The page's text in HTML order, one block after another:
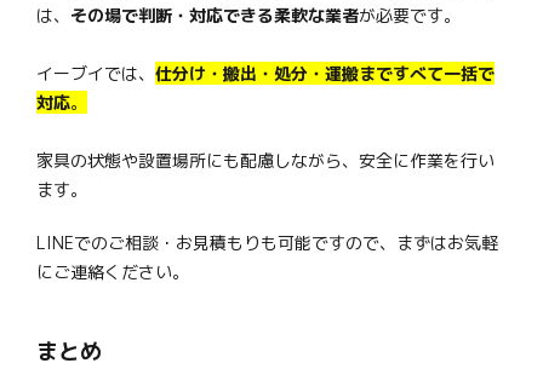
は、 その場で判断・対応できる柔軟な業者が必要です。
イーブイでは、 仕分け・搬出・処分・運搬まですべて一括で
対応。
家具の状態や設置場所にも配慮しながら、安全に作業を行い
ます。
LINEでのご相談・お見積もりも可能ですので、まずはお気軽
にご連絡ください。
まとめ